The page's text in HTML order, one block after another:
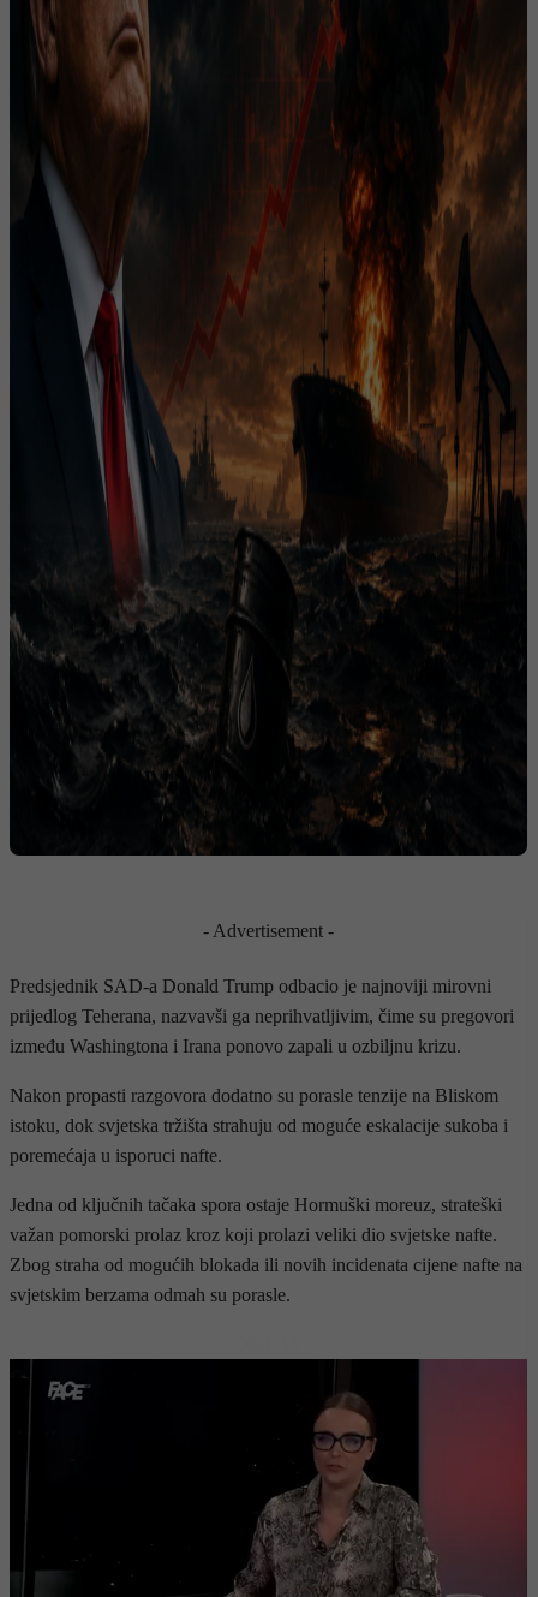
- Advertisement -
Predsjednik SAD-a Donald Trump odbacio je najnoviji mirovni
prijedlog Teherana, nazvavši ga neprihvatljivim, čime su pregovori
između Washingtona i Irana ponovo zapali u ozbiljnu krizu.
Nakon propasti razgovora dodatno su porasle tenzije na Bliskom
istoku, dok svjetska tržišta strahuju od moguće eskalacije sukoba i
poremećaja u isporuci nafte.
Jedna od ključnih tačaka spora ostaje Hormuški moreuz, strateški
važan pomorski prolaz kroz koji prolazi veliki dio svjetske nafte.
Zbog straha od mogućih blokada ili novih incidenata cijene nafte na
svjetskim berzama odmah su porasle.